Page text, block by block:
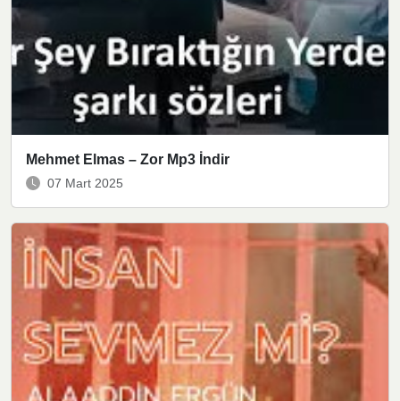
Mehmet Elmas – Zor Mp3 İndir
07 Mart 2025